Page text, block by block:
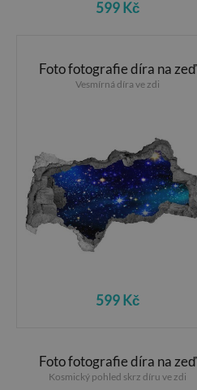
599 Kč
Foto fotografie díra na zeď
Vesmírná díra ve zdi
599 Kč
Foto fotografie díra na zeď
Kosmický pohled skrz díru ve zdi